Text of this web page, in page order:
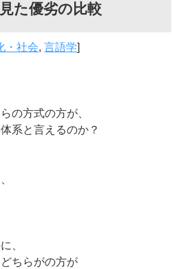
た優劣の比較
・社会,言語学]
の方式の方が、
系と言えるのか？
、
ちらがの方が